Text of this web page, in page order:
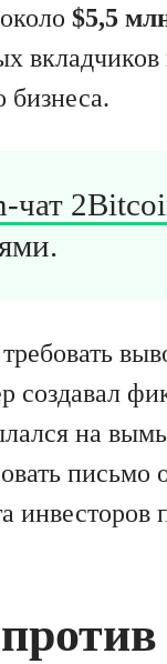
$5,5
бизнеса.
чат
создавал
на
письмо
инвесторов